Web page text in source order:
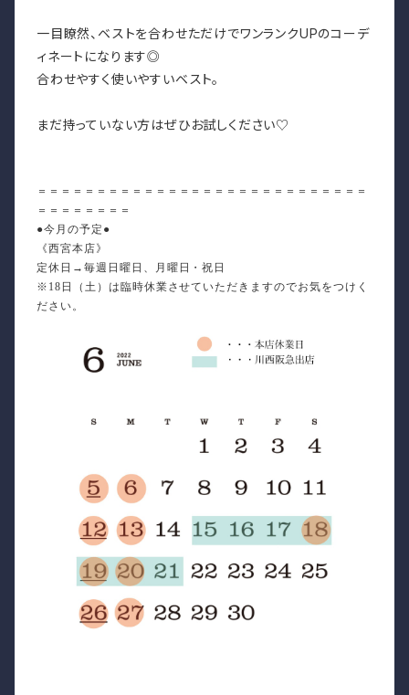
一目瞭然、ベストを合わせただけでワンランクUPのコーデ
ィネートになります◎
合わせやすく使いやすいベスト。
まだ持っていない方はぜひお試しください♡
＝＝＝＝＝＝＝＝＝＝＝＝＝＝＝＝＝＝＝＝＝＝＝＝＝＝＝＝
＝＝＝＝＝＝＝＝
●今月の予定●
《西宮本店》
定休日→毎週日曜日、月曜日・祝日
※18日（土）は臨時休業させていただきますのでお気をつけく
ださい。